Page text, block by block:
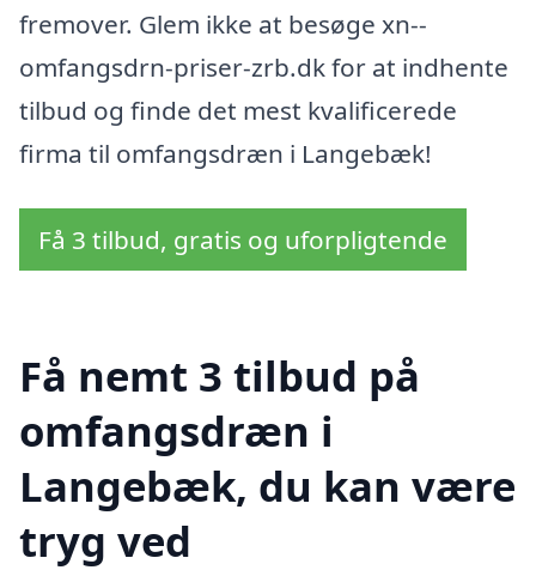
fremover. Glem ikke at besøge xn--
omfangsdrn-priser-zrb.dk for at indhente
tilbud og finde det mest kvalificerede
firma til omfangsdræn i Langebæk!
Få 3 tilbud, gratis og uforpligtende
Få nemt 3 tilbud på
omfangsdræn i
Langebæk, du kan være
tryg ved